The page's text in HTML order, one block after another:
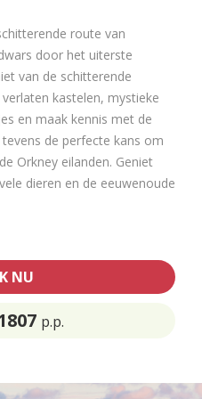
route van
door het uiterste
van de schitterende
kastelen, mystieke
en maak kennis met de
de perfecte kans om
Orkney eilanden. Geniet
dieren en de eeuwenoude
NU
p.p.